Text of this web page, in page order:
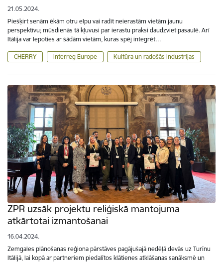
21.05.2024.
Piešķirt senām ēkām otru elpu vai radīt neierastām vietām jaunu
perspektīvu; mūsdienās tā kļuvusi par ierastu praksi daudzviet pasaulē. Arī
Itālija var lepoties ar šādām vietām, kuras spēj integrēt…
CHERRY Interreg Europe Kultūra un radošās industrijas
ZPR uzsāk projektu reliģiskā mantojuma
atkārtotai izmantošanai
16.04.2024.
Zemgales plānošanas reģiona pārstāves pagājušajā nedēļā devās uz Turīnu
Itālijā, lai kopā ar partneriem piedalītos klātienes atklāšanas sanāksmē un